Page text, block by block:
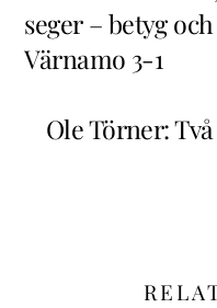
seger – betyg
Värnamo 3-1
Ole Törner: